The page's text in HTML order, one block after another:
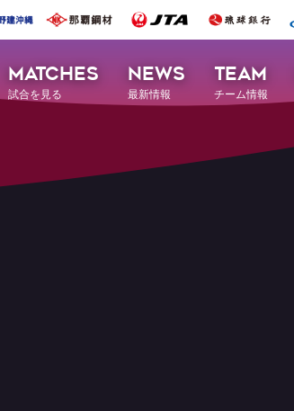
MATCHES
試合を見る
NEWS
最新情報
TEAM
チーム情報